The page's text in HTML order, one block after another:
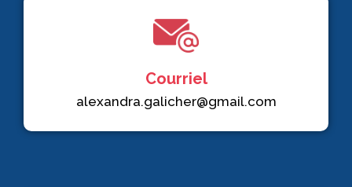
Courriel
alexandra.galicher@gmail.com